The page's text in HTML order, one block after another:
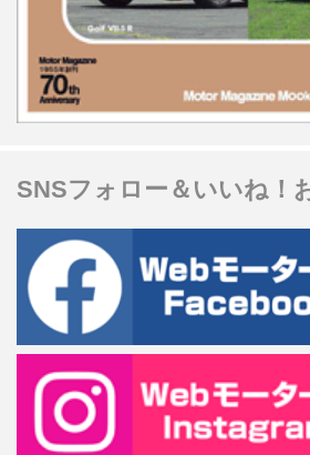
SNSフォロー＆いいね！